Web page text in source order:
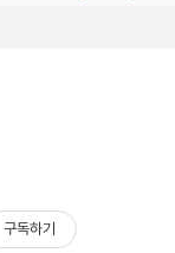
구독하기